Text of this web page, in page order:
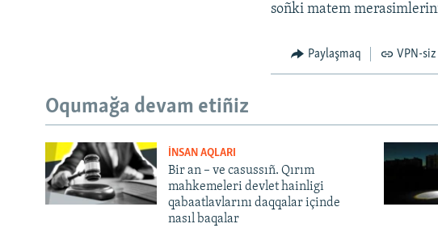
soñki matem
Paylaşmaq VPN-
Oqumağa devam etiñiz
İNSAN AQLARI
Bir an – ve casussıñ. Qırım
mahkemeleri devlet hainligi
qabaatlavlarını daqqalar içinde
nasıl baqalar